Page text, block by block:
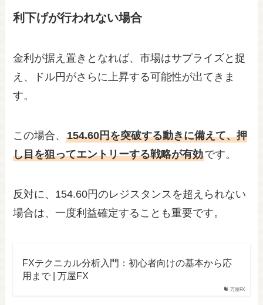
利下げが行われない場合
金利が据え置きとなれば、市場はサプライズと捉
え、ドル円がさらに上昇する可能性が出てきま
す。
この場合、154.60円を突破する動きに備えて、押
し目を狙ってエントリーする戦略が有効です。
反対に、154.60円のレジスタンスを超えられない
場合は、一度利益確定することも重要です。
万屋FX
FXテクニカル分析入門：初心者向けの基本から応
用まで | 万屋FX